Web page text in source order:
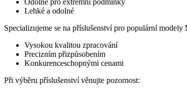
Lehké a odolné
Specializujeme se na příslušenství pro populární modely
Vysokou kvalitou zpracování
Precizním přizpůsobením
Konkurenceschopnými cenami
Při výběru příslušenství věnujte pozornost: